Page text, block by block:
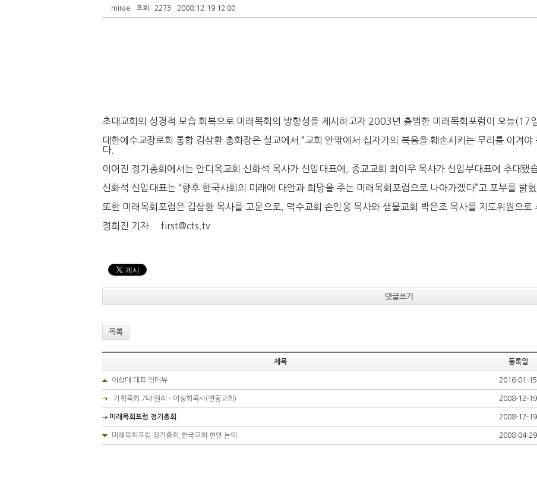
mirae 조회 : 2273 2008.12.19 12:00
초대교회의 성경적 모습 회복으로 미래목회의 방향성을 제시하고자 2003년 출범한 미래목회포럼이 오늘(17
대한예수교장로회 통합 김삼환 총회장은 설교에서 “교회 안팎에서 십자가의 복음을 훼손시키는 무리를 이겨야
다.
이어진 정기총회에서는 안디옥교회 신화석 목사가 신임대표에, 종교교회 최이우 목사가 신임부대표에 추대됐
신화석 신임대표는 “향후 한국사회의 미래에 대안과 희망을 주는 미래목회포럼으로 나아가겠다”고 포부를 밝혔
또한 미래목회포럼은 김삼환 목사를 고문으로, 덕수교회 손인웅 목사와 샘물교회 박은조 목사를 지도위원으로
정희진 기자 first@cts.tv
댓글쓰기
목록
제목 등록일
이상대 대표 인터뷰 2016-01-15
기획목회 7대 원리 - 이성희목사(연동교회) 2008-12-19
미래목회포럼 정기총회 2008-12-19
미래목회포럼 정기총회,한국교회 현안 논의 2008-04-29